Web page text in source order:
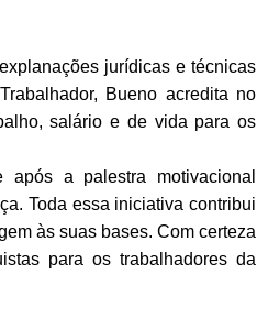
jurídicas e técnicas
Bueno acredita no
salário e de vida para os
após a palestra motivacional
Toda essa iniciativa contribui
às suas bases. Com certeza
para os trabalhadores da